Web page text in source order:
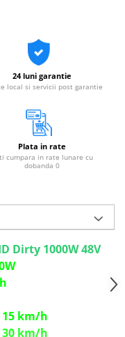
24 luni garantie
local si servicii post garantie
Plata in rate
cumpara in rate lunare cu
dobanda 0
Dirty 1000W 48V
15 km/h
30 km/h